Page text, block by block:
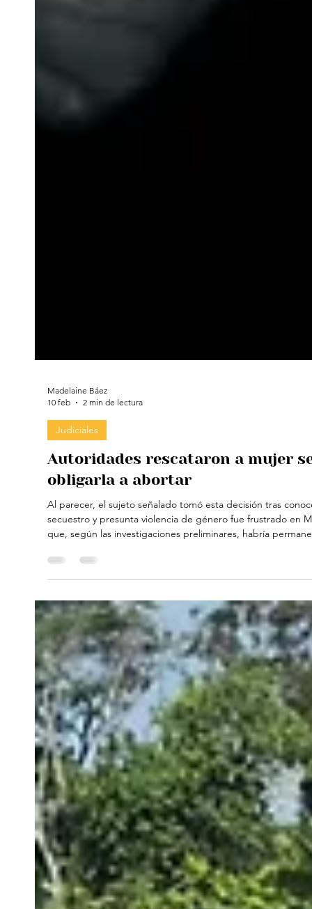
Madelaine Báez
10 feb
2 min de lectura
Judiciales
Autoridades rescataron a mujer
obligarla a abortar
Al parecer, el sujeto señalado tomó esta decisión tras
secuestro y presunta violencia de género fue frustrado en Medellín después de que las autoridades lograran rescatar a una
que, según las investigaciones preliminares, habría
información oficial, el hombre la habría mantenido contra su